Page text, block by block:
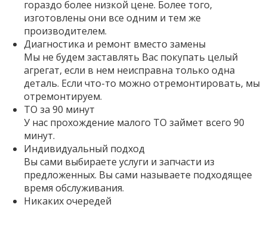
гораздо более низкой цене. Более того,
изготовлены они все одним и тем же
производителем.
Диагностика и ремонт вместо замены
Мы не будем заставлять Вас покупать целый
агрегат, если в нем неисправна только одна
деталь. Если что-то можно отремонтировать, мы
отремонтируем.
ТО за 90 минут
У нас прохождение малого ТО займет всего 90
минут.
Индивидуальный подход
Вы сами выбираете услуги и запчасти из
предложенных. Вы сами называете подходящее
время обслуживания.
Никаких очередей